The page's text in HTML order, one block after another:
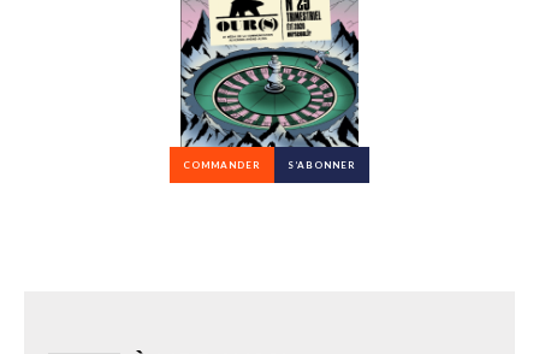
COMMANDER S’ABONNER